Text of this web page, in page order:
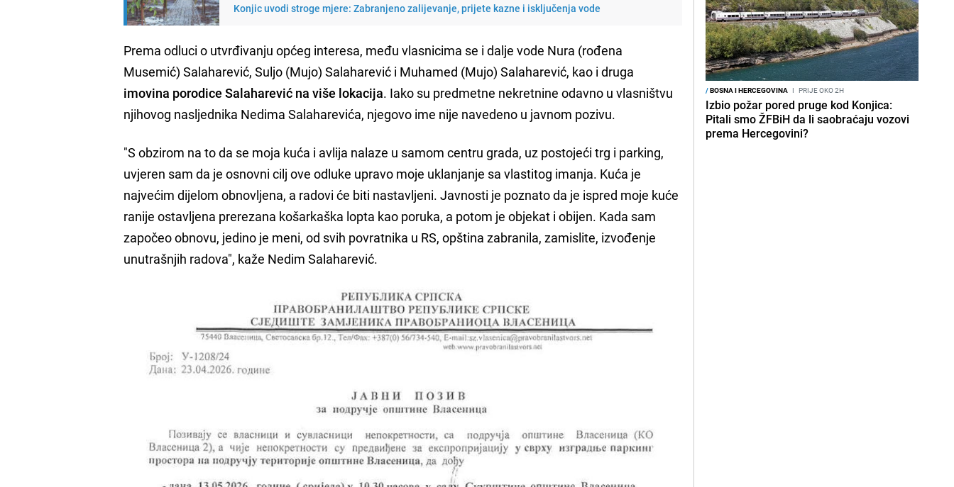
Konjic uvodi stroge mjere: Zabranjeno zalijevanje, prijete kazne i isključenja vode
Prema odluci o utvrđivanju općeg interesa, među vlasnicima se i dalje vode Nura (rođena
Musemić) Salaharević, Suljo (Mujo) Salaharević i Muhamed (Mujo) Salaharević, kao i druga
imovina porodice Salaharević na više lokacija. Iako su predmetne nekretnine odavno u vlasništvu
njihovog nasljednika Nedima Salaharevića, njegovo ime nije navedeno u javnom pozivu.
"S obzirom na to da se moja kuća i avlija nalaze u samom centru grada, uz postojeći trg i parking,
uvjeren sam da je osnovni cilj ove odluke upravo moje uklanjanje sa vlastitog imanja. Kuća je
najvećim dijelom obnovljena, a radovi će biti nastavljeni. Javnosti je poznato da je ispred moje kuće
ranije ostavljena prerezana košarkaška lopta kao poruka, a potom je objekat i obijen. Kada sam
započeo obnovu, jedino je meni, od svih povratnika u RS, opština zabranila, zamislite, izvođenje
unutrašnjih radova", kaže Nedim Salaharević.
/BOSNA I HERCEGOVINA I PRIJE OKO 2H
Izbio požar pored pruge kod Konjica:
Pitali smo ŽFBiH da li saobraćaju vozovi
prema Hercegovini?